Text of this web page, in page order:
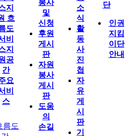
름도
지
흐
도
비
지
공
간
요
비
스
봉사
및
신청
후원
게시
판
자원
봉사
게시
판
도움
의
손길
소
식
활
동
사
진
첩
자
유
게
시
판
기
단
인권
지킴
이단
안내